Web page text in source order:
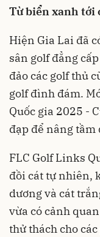
Từ biển xanh tới
Hiện Gia Lai đã
sân golf đẳng
đảo các golf thủ
golf đình đám.
Quốc gia 2025 -
đạp để nâng
FLC Golf Links
đồi cát tự nhiên,
dương và cát
vừa có cảnh
thử thách cho các